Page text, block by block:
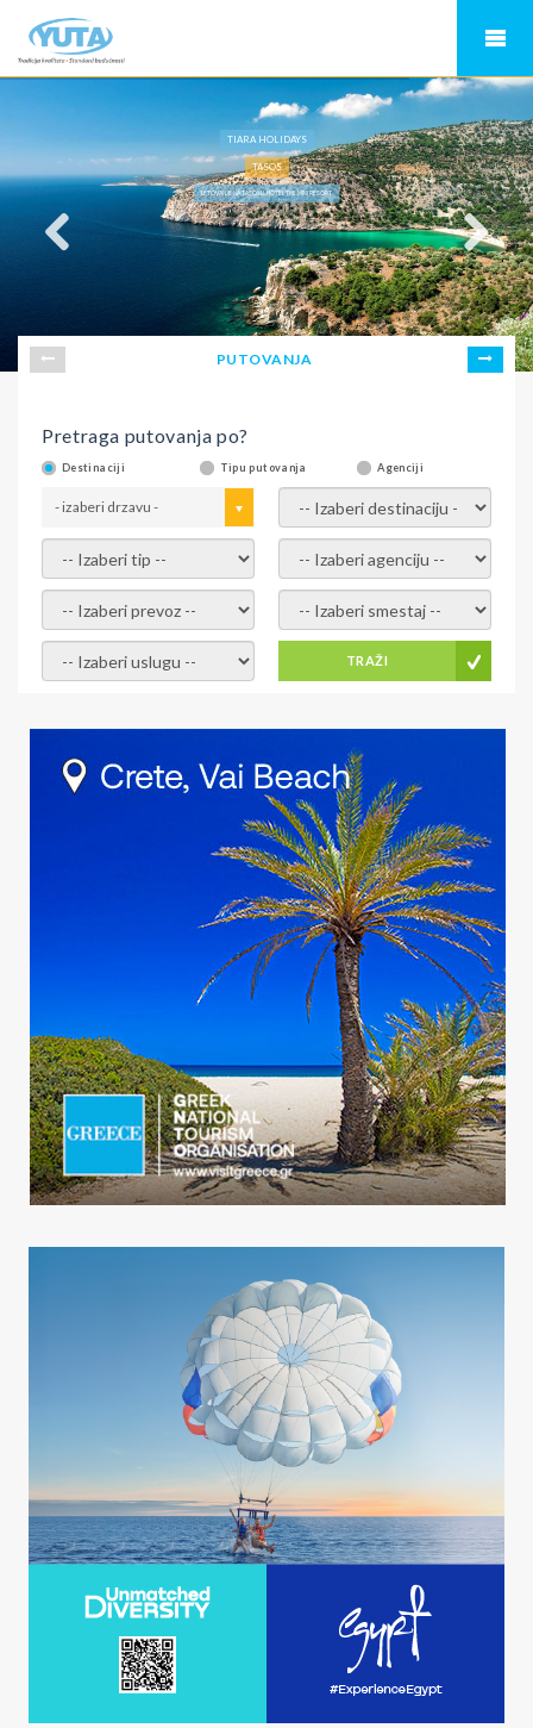
TIARA HOLIDAYS
TASOS
LETOVANJE NA TASOSU, HOTEL THE MINI RESORT
PUTOVANJA
Pretraga putovanja po?
Destinaciji Tipu putovanja Agenciji
- izaberi drzavu - - izaberi destinaciju -
- izaberi tip - - izaberi agenciju -
- izaberi prevoz - - Izaberite smestaj -
- Izaberite uslugu - TRAŽI